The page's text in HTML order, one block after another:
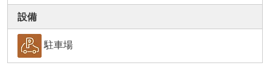
設備
駐車場